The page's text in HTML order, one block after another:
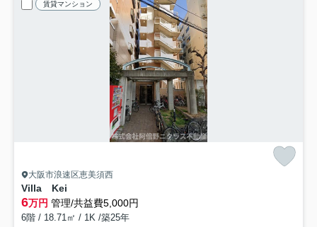
賃貸マンション
大阪市浪速区恵美須西
Villa Kei
6万円 管理/共益費5,000円
6階 / 18.71㎡ / 1K /築25年